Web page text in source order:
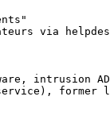
via
intrusion
former